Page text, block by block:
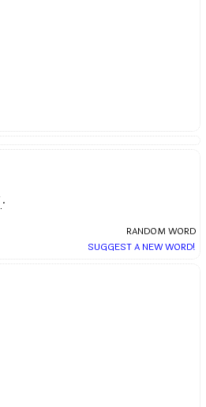
.
RANDOM WORD
SUGGEST A NEW WORD!